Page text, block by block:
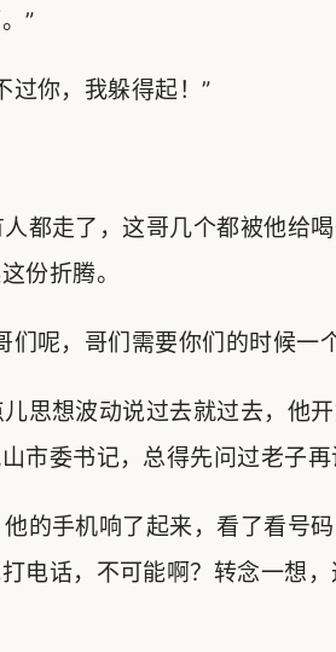
”
你，我躲得起！”
都走了，这哥几个都被他给
份折腾。
呢，哥们需要你们的时候一
思想波动说过去就过去，他
市委书记，总得先问过老子再
的手机响了起来，看了看号
电话，不可能啊？转念一想